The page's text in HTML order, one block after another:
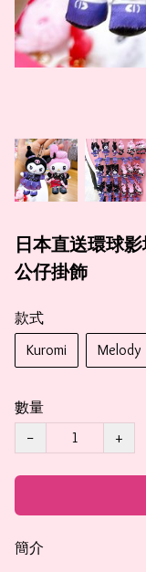
日本直送環球
公仔掛飾
款式
Kuromi
Melody
數量
−
+
簡介